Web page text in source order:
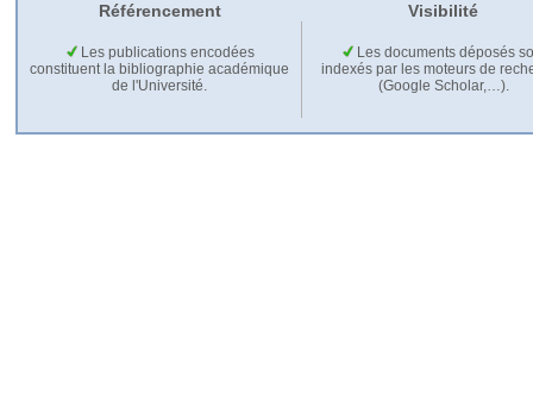
Référencement Visibilité
Les publications encodées
constituent la bibliographie académique
de l'Université.
Les documents déposés
indexés par les moteurs de
(Google Scholar,…).